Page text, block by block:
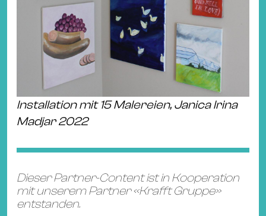
Installation mit 15 Malereien, Janica Irina
Madjar 2022
Dieser Partner-Content ist in Kooperation
mit unserem Partner «Krafft Gruppe»
entstanden.